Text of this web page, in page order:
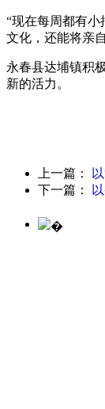
“现在每周都有
文化，还能将亲
永春县达埔镇积
新的活力。
上一篇：
下一篇：